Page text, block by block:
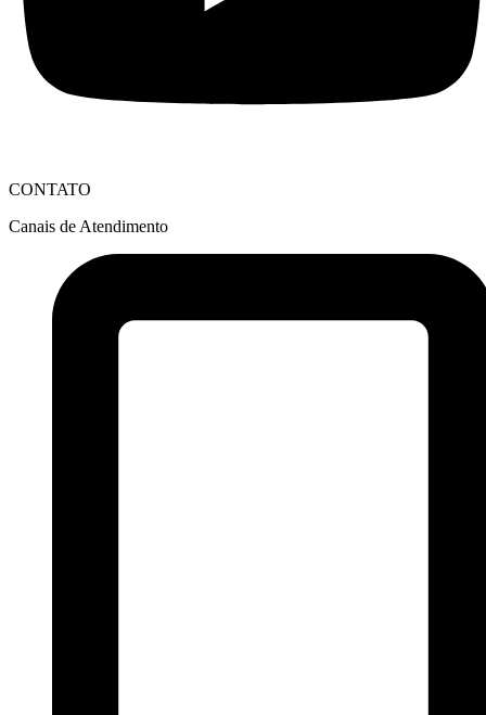
CONTATO
Canais de Atendimento